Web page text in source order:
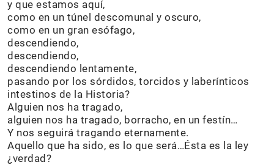
y que estamos aquí,
como en un túnel descomunal y oscuro,
como en un gran esófago,
descendiendo,
descendiendo,
descendiendo lentamente,
pasando por los sórdidos, torcidos y laberínticos
intestinos de la Historia?
Alguien nos ha tragado,
alguien nos ha tragado, borracho, en un festín…
Y nos seguirá tragando eternamente.
Aquello que ha sido, es lo que será…Ésta es la ley
¿verdad?